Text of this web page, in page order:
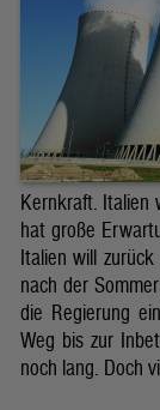
Kernkraft. Italien
hat große
Italien will
nach der
die Regierung
Weg bis zur
noch lang. Doch